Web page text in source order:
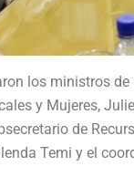
los ministros
y Mujeres,
de
Temi y el